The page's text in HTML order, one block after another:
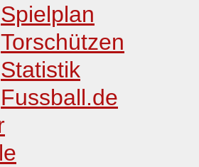
Spielplan
Torschützen
Statistik
Fussball.de